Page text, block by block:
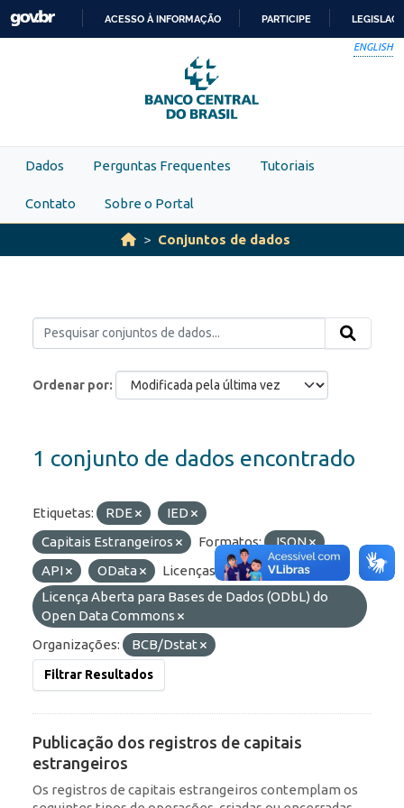
Skip to main content
PARA
O
CONTEÚDO
ACESSO À INFORMAÇÃO PARTICIPE
ENGLISH
Dados Perguntas Frequentes Tutoriais
Contato Sobre o Portal
Conjuntos de dados
Ordenar por
1 conjunto de dados encontrado
Etiquetas: RDE
IED
Capitais Estrangeiros
Formatos:
JSON
API
OData
Licenças:
Licença Aberta para Bases de Dados (ODbL) do
Open Data Commons
Organizações:
BCB/Dstat
Filtrar Resultados
Publicação dos registros de capitais
estrangeiros
Os registros de capitais estrangeiros contemplam os